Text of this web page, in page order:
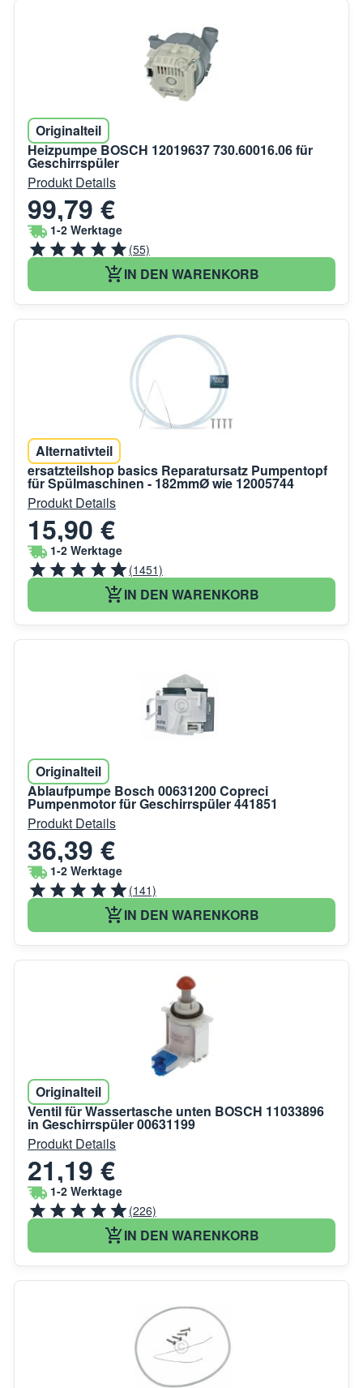
Originalteil
Heizpumpe BOSCH 12019637 730.60016.06 für
Geschirrspüler
Produkt Details
99,79 €
1-2 Werktage
(55)
IN DEN WARENKORB
Alternativteil
ersatzteilshop basics Reparatursatz Pumpentopf
für Spülmaschinen - 182mmØ wie 12005744
Produkt Details
15,90 €
1-2 Werktage
(1451)
IN DEN WARENKORB
Originalteil
Ablaufpumpe Bosch 00631200 Copreci
Pumpenmotor für Geschirrspüler 441851
Produkt Details
36,39 €
1-2 Werktage
(141)
IN DEN WARENKORB
Originalteil
Ventil für Wassertasche unten BOSCH 11033896
in Geschirrspüler 00631199
Produkt Details
21,19 €
1-2 Werktage
(226)
IN DEN WARENKORB